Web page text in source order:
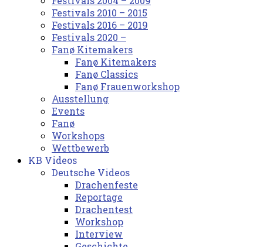
Festivals 2010 – 2015
Festivals 2016 – 2019
Festivals 2020 –
Fanø Kitemakers
Fanø Kitemakers
Fanø Classics
Fanø Frauenworkshop
Ausstellung
Events
Fanø
Workshops
Wettbewerb
KB Videos
Deutsche Videos
Drachenfeste
Reportage
Drachentest
Workshop
Interview